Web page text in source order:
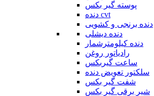
پوسته گیر بکس
دنده cvt
دنده برنجی و کشویی
دنده دیشلی
دنده کیلومترشمار
رادیاتور روغن
ساعت گیربکس
سلکتور تعویض دنده
شفت گیر بکس
شیر برقی گیر بکس